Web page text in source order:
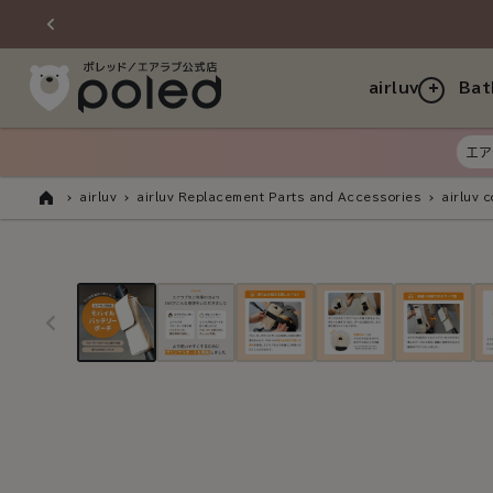
airluv
エ
Home
airluv airluv Replacement Parts and Accessories airluv
product
information